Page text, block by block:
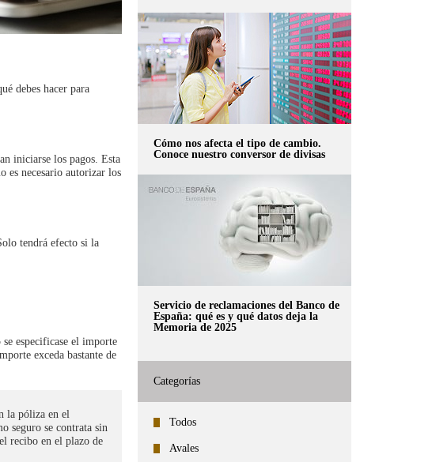
debes hacer para
iniciarse los pagos. Esta
es necesario autorizar los
tendrá efecto si la
especificase el importe
exceda bastante de
la póliza en el
seguro se contrata sin
recibo en el plazo de
Cómo nos afecta el tipo de cambio.
Conoce nuestro conversor de divisas
Servicio de reclamaciones del Banco de
España: qué es y qué datos deja la
Memoria de 2025
Categorías
Todos
Avales